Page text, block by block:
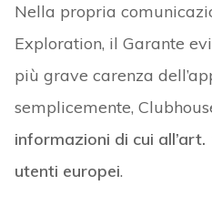
Nella propria
Exploration, il Garante
più grave carenza
semplicemente,
informazioni di cui
utenti europei.